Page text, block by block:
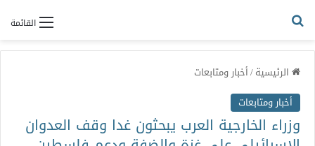
القائمة
الرئيسية/أخبار ومتابعات
أخبار ومتابعات
وزراء الخارجية العرب يبحثون غدا وقف العدوان